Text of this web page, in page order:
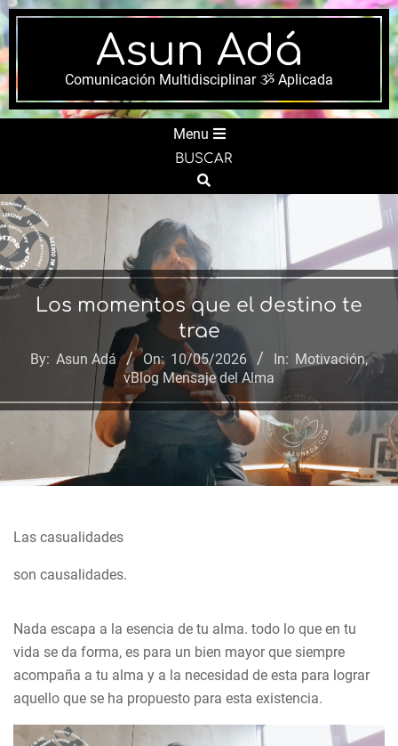
Skip
to
content
Asun Adá
Comunicación Multidisciplinar ૐ Aplicada
Menu
BUSCAR
Search
Los momentos que el destino te
trae
By: Asun Adá On: 10/05/2026 In: Motivación,
vBlog Mensaje del Alma
Las casualidades
son causalidades.
Nada escapa a la esencia de tu alma. todo lo que en tu
vida se da forma, es para un bien mayor que siempre
acompaña a tu alma y a la necesidad de esta para lograr
aquello que se ha propuesto para esta existencia.